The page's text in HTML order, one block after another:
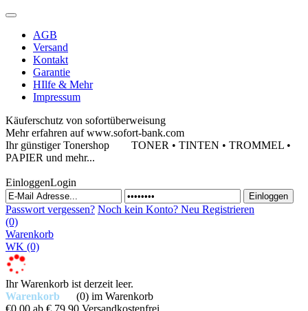
AGB
Versand
Kontakt
Garantie
HIlfe & Mehr
Impressum
Käuferschutz von sofortüberweisung
Mehr erfahren auf www.sofort-bank.com
Ihr günstiger Tonershop TONER • TINTEN • TROMMEL •
PAPIER und mehr...
EinloggenLogin
Passwort vergessen? Noch kein Konto? Neu Registrieren
(0)
Warenkorb
WK (0)
Ihr Warenkorb ist derzeit leer.
Warenkorb
(0) im Warenkorb
€0,00 ab € 79,90 Versandkostenfrei